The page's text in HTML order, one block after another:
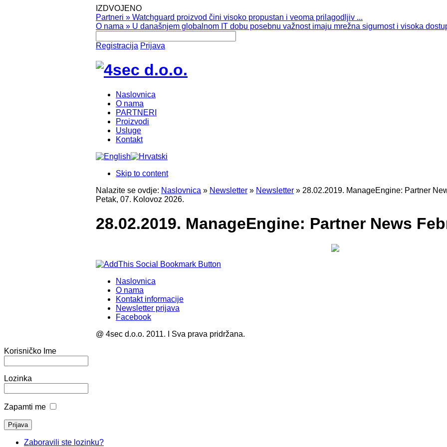
IZDVOJENO
Partneri » Watchguard proizvod čini visoko propustan i veoma prilagodljiv ...
O nama » U današnjem globalnom IT dobu posebnu važnost imaju mrežna sigurnost i visoka
Registracija Prijava
Naslovnica
O nama
PARTNERI
Proizvodi
Usluge
Kontakt
Skip to content
Nalazite se ovdje: Naslovnica » Newsletter » Newsletter » 28.02.2019. ManageEngine: Partner
Petak, 07. Kolovoz 2026.
28.02.2019. ManageEngine: Partner News
Naslovnica
O nama
Kontakt informacije
Newsletter prijava
Facebook
@ 4sec d.o.o. 2011. I Sva prava pridržana.
Korisničko Ime
Lozinka
Zapamti me
Zaboravili ste lozinku?